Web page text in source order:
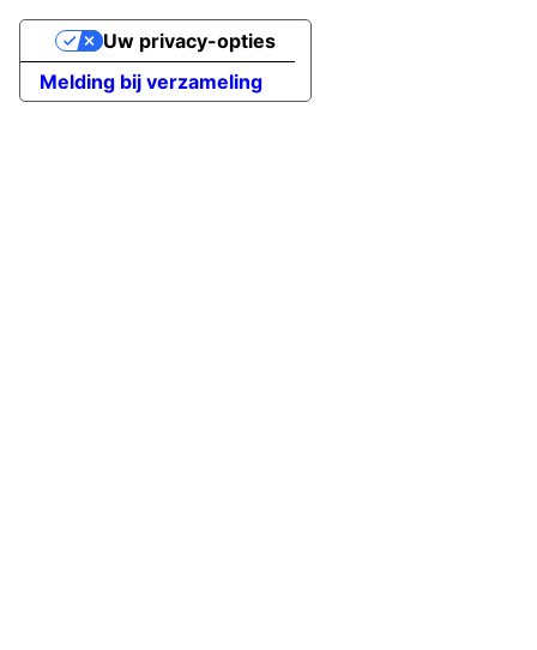
Melding bij verzameling
Uw privacy-opties